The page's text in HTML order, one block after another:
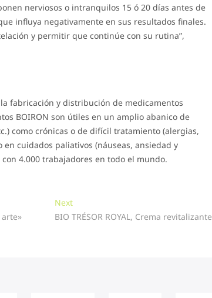
nerviosos o intranquilos 15 ó 20 días antes de
influya negativamente en sus resultados finales.
y permitir que continúe con su rutina”,
fabricación y distribución de medicamentos
BOIRON son útiles en un amplio abanico de
como crónicas o de difícil tratamiento (alergias,
cuidados paliativos (náuseas, ansiedad y
4.000 trabajadores en todo el mundo.
NextNext
post:
BIO TRÉSOR ROYAL, Crema revitalizante